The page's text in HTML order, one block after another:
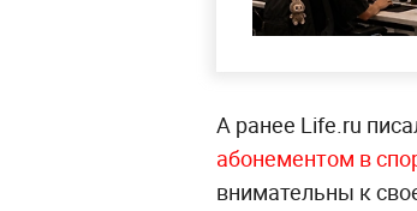
А ранее Life.ru
абонементом в
внимательны к